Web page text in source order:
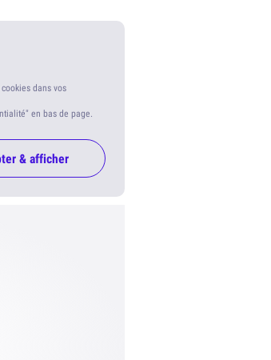
dans vos
en bas de page.
& afficher